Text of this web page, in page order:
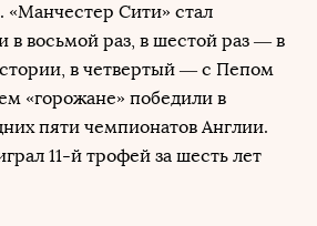
«Манчестер Сити» стал
восьмой раз, в шестой раз — в
в четвертый — с Пепом
«горожане» победили в
пяти чемпионатов Англии.
11-й трофей за шесть лет